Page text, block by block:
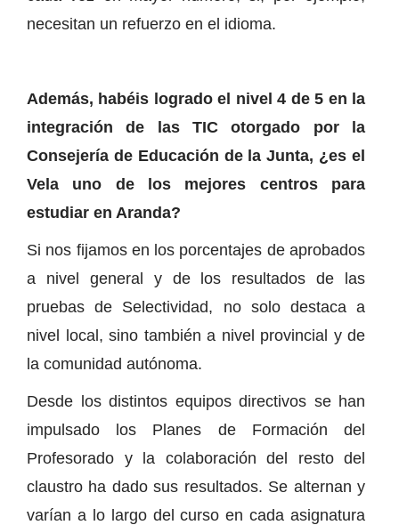
necesitan un refuerzo en el idioma.
Además, habéis logrado el nivel 4 de 5 en la
integración de las TIC otorgado por la
Consejería de Educación de la Junta, ¿es el
Vela uno de los mejores centros para
estudiar en Aranda?
Si nos fijamos en los porcentajes de aprobados
a nivel general y de los resultados de las
pruebas de Selectividad, no solo destaca a
nivel local, sino también a nivel provincial y de
la comunidad autónoma.
Desde los distintos equipos directivos se han
impulsado los Planes de Formación del
Profesorado y la colaboración del resto del
claustro ha dado sus resultados. Se alternan y
varían a lo largo del curso en cada asignatura